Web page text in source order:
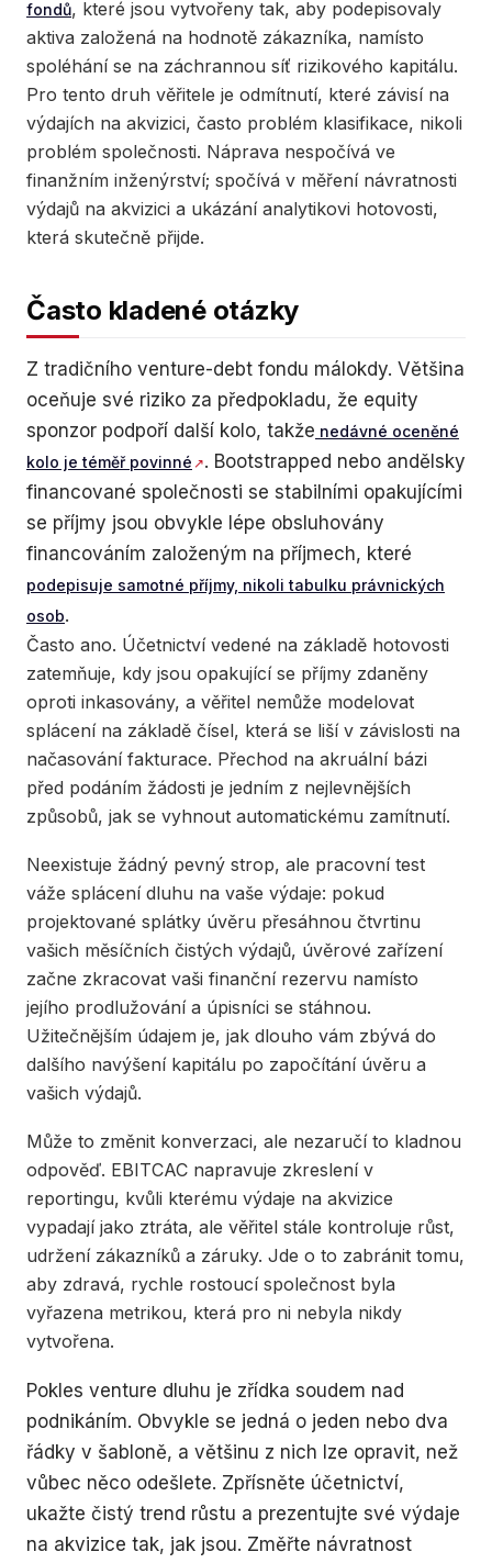
fondů, které jsou vytvořeny tak, aby podepisovaly
aktiva založená na hodnotě zákazníka, namísto
spoléhání se na záchrannou síť rizikového kapitálu.
Pro tento druh věřitele je odmítnutí, které závisí na
výdajích na akvizici, často problém klasifikace, nikoli
problém společnosti. Náprava nespočívá ve
finanžním inženýrství; spočívá v měření návratnosti
výdajů na akvizici a ukázání analytikovi hotovosti,
která skutečně přijde.
Často kladené otázky
Z tradičního venture-debt fondu málokdy. Většina
oceňuje své riziko za předpokladu, že equity
sponzor podpoří další kolo, takže nedávné oceněné
kolo je téměř povinné
. Bootstrapped nebo andělsky
financované společnosti se stabilními opakujícími
se příjmy jsou obvykle lépe obsluhovány
financováním založeným na příjmech, které
podepisuje samotné příjmy, nikoli tabulku právnických
osob.
Často ano. Účetnictví vedené na základě hotovosti
zatemňuje, kdy jsou opakující se příjmy zdaněny
oproti inkasovány, a věřitel nemůže modelovat
splácení na základě čísel, která se liší v závislosti na
načasování fakturace. Přechod na akruální bázi
před podáním žádosti je jedním z nejlevnějších
způsobů, jak se vyhnout automatickému zamítnutí.
Neexistuje žádný pevný strop, ale pracovní test
váže splácení dluhu na vaše výdaje: pokud
projektované splátky úvěru přesáhnou čtvrtinu
vašich měsíčních čistých výdajů, úvěrové zařízení
začne zkracovat vaši finanční rezervu namísto
jejího prodlužování a úpisníci se stáhnou.
Užitečnějším údajem je, jak dlouho vám zbývá do
dalšího navýšení kapitálu po započítání úvěru a
vašich výdajů.
Může to změnit konverzaci, ale nezaručí to kladnou
odpověď. EBITCAC napravuje zkreslení v
reportingu, kvůli kterému výdaje na akvizice
vypadají jako ztráta, ale věřitel stále kontroluje růst,
udržení zákazníků a záruky. Jde o to zabránit tomu,
aby zdravá, rychle rostoucí společnost byla
vyřazena metrikou, která pro ni nebyla nikdy
vytvořena.
Pokles venture dluhu je zřídka soudem nad
podnikáním. Obvykle se jedná o jeden nebo dva
řádky v šabloně, a většinu z nich lze opravit, než
vůbec něco odešlete. Zpřísněte účetnictví,
ukažte čistý trend růstu a prezentujte své výdaje
na akvizice tak, jak jsou. Změřte návratnost